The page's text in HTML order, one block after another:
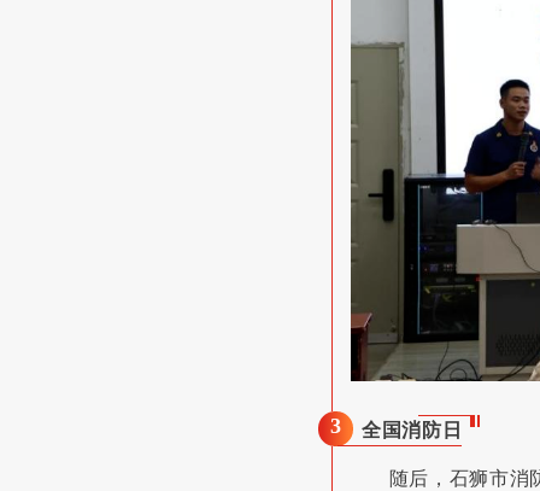
3 全国消防日
随后，石狮市消